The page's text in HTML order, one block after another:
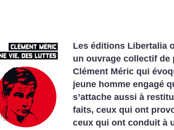
Les éditions Libertalia
un ouvrage collectif de
Clément Méric qui
jeune homme engagé
s’attache aussi à
faits, ceux qui ont
ceux qui ont conduit à